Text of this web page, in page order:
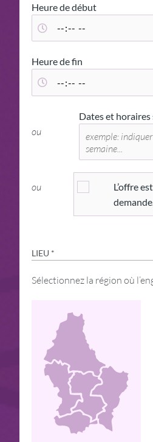
Heure de début
Heure de fin
ou
Dates et horaires
ou
L’offre
LIEU *
Sélectionnez la région où